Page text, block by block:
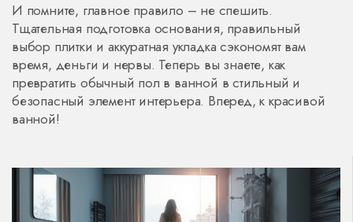
И помните, главное правило – не спешить.
Тщательная подготовка основания, правильный
выбор плитки и аккуратная укладка сэкономят вам
время, деньги и нервы. Теперь вы знаете, как
превратить обычный пол в ванной в стильный и
безопасный элемент интерьера. Вперед, к красивой
ванной!